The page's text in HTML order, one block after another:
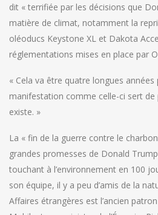
dit « terrifiée par les décisions que
matière de climat, notamment la
oléoducs Keystone XL et Dakota
réglementations mises en place par
« Cela va être quatre longues
manifestation comme celle-ci sert de
existe. »
La « fin de la guerre contre le
grandes promesses de Donald
touchant à l’environnement en 100
son équipe, il y a peu d’amis de la
Affaires étrangères est l’ancien